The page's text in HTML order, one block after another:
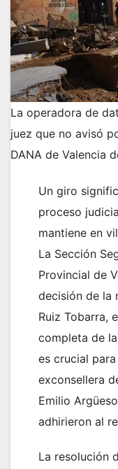
La operadora de
juez que no avisó
DANA de Valencia
Un giro
proceso
mantiene en
La Sección
Provincial de
decisión de la
Ruiz Tobarra,
completa de
es crucial
exconsellera
Emilio
adhirieron al
La resolución